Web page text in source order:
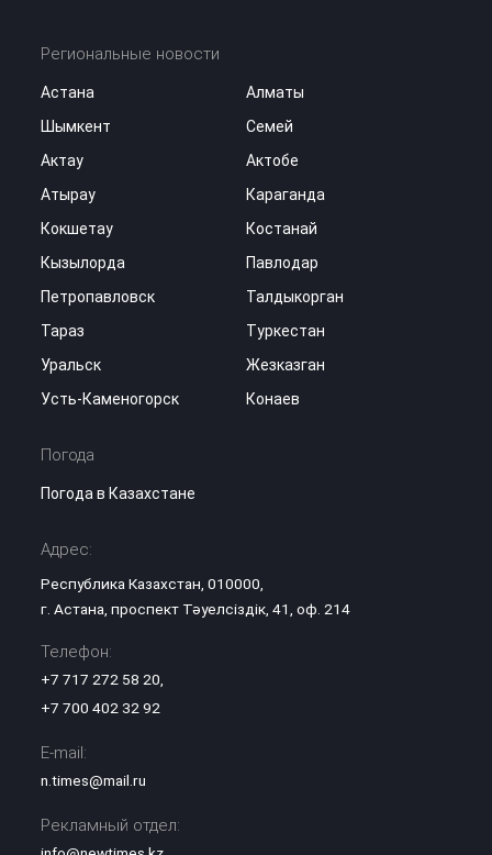
Региональные новости
Астана
Алматы
Шымкент
Семей
Актау
Актобе
Атырау
Караганда
Кокшетау
Костанай
Кызылорда
Павлодар
Петропавловск
Талдыкорган
Тараз
Туркестан
Уральск
Жезказган
Усть-Каменогорск
Конаев
Погода
Погода в Казахстане
Адрес:
Республика Казахстан, 010000,
г. Астана, проспект Тәуелсіздік, 41, оф. 214
Телефон:
+7 717 272 58 20,
+7 700 402 32 92
E-mail:
n.times@mail.ru
Рекламный отдел: